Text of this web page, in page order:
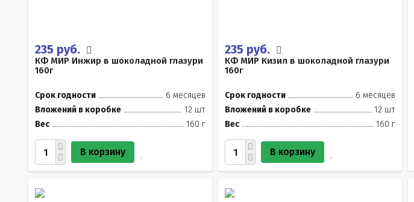
235 руб.
КФ МИР Инжир в шоколадной глазури
160г
Срок годности
6 месяцев
Вложений в коробке
12 шт
Вес
160 г
В корзину
235 руб.
КФ МИР Кизил в шоколадной глазури
160г
Срок годности
6 месяцев
Вложений в коробке
12 шт
Вес
160 г
В корзину